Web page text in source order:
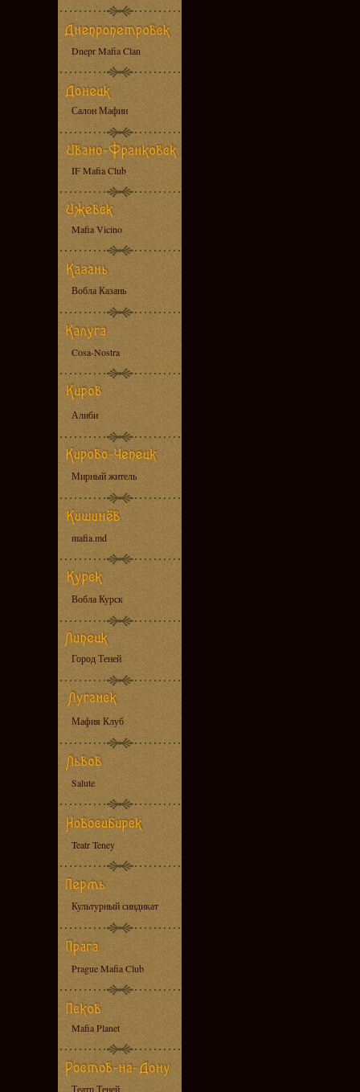
Dnepr Mafia Clan
Салон Мафии
IF Mafia Club
Mafia Vicino
Вобла Казань
Cosa-Nostra
Алиби
Мирный житель
mafia.md
Вобла Курск
Город Теней
Мафия Клуб
Salute
Teatr Teney
Культурный синдикат
Prague Mafia Club
Mafia Planet
Театр Теней